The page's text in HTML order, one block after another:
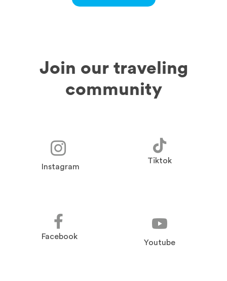
Join our traveling
community
Instagram
Tiktok
Facebook
Youtube